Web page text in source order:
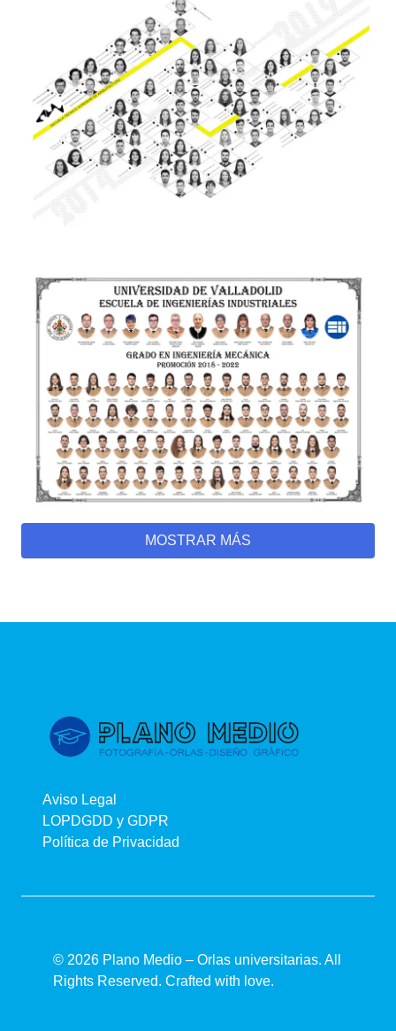
MOSTRAR MÁS
Aviso Legal
LOPDGDD y GDPR
Política de Privacidad
© 2026 Plano Medio – Orlas universitarias. All
Rights Reserved. Crafted with love.